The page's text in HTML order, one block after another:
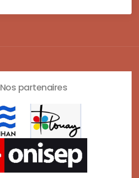
Nos partenaires